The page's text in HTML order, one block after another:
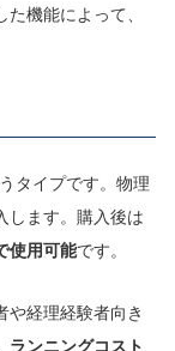
機能によって、
タイプです。物理
します。購入後は
使用可能です。
や経理経験者向き
ランニングコスト